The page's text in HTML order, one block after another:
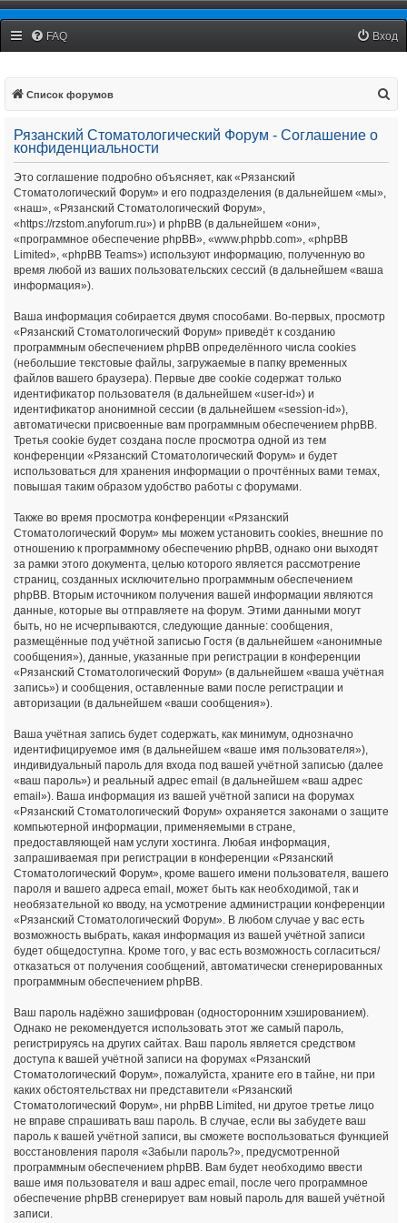
Рязанский Стоматологический Форум
FAQ Вход
Список форумов
Рязанский Стоматологический Форум - Соглашение о
конфиденциальности
Это соглашение подробно объясняет, как «Рязанский
Стоматологический Форум» и его подразделения (в дальнейшем «мы»,
«наш», «Рязанский Стоматологический Форум»,
«https://rzstom.anyforum.ru») и phpBB (в дальнейшем «они»,
«программное обеспечение phpBB», «www.phpbb.com», «phpBB
Limited», «phpBB Teams») используют информацию, полученную во
время любой из ваших пользовательских сессий (в дальнейшем «ваша
информация»).
Ваша информация собирается двумя способами. Во-первых, просмотр
«Рязанский Стоматологический Форум» приведёт к созданию
программным обеспечением phpBB определённого числа cookies
(небольшие текстовые файлы, загружаемые в папку временных
файлов вашего браузера). Первые две cookie содержат только
идентификатор пользователя (в дальнейшем «user-id») и
идентификатор анонимной сессии (в дальнейшем «session-id»),
автоматически присвоенные вам программным обеспечением phpBB.
Третья cookie будет создана после просмотра одной из тем
конференции «Рязанский Стоматологический Форум» и будет
использоваться для хранения информации о прочтённых вами темах,
повышая таким образом удобство работы с форумами.
Также во время просмотра конференции «Рязанский
Стоматологический Форум» мы можем установить cookies, внешние по
отношению к программному обеспечению phpBB, однако они выходят
за рамки этого документа, целью которого является рассмотрение
страниц, созданных исключительно программным обеспечением
phpBB. Вторым источником получения вашей информации являются
данные, которые вы отправляете на форум. Этими данными могут
быть, но не исчерпываются, следующие данные: сообщения,
размещённые под учётной записью Гостя (в дальнейшем «анонимные
сообщения»), данные, указанные при регистрации в конференции
«Рязанский Стоматологический Форум» (в дальнейшем «ваша учётная
запись») и сообщения, оставленные вами после регистрации и
авторизации (в дальнейшем «ваши сообщения»).
Ваша учётная запись будет содержать, как минимум, однозначно
идентифицируемое имя (в дальнейшем «ваше имя пользователя»),
индивидуальный пароль для входа под вашей учётной записью (далее
«ваш пароль») и реальный адрес email (в дальнейшем «ваш адрес
email»). Ваша информация из вашей учётной записи на форумах
«Рязанский Стоматологический Форум» охраняется законами о защите
компьютерной информации, применяемыми в стране,
предоставляющей нам услуги хостинга. Любая информация,
запрашиваемая при регистрации в конференции «Рязанский
Стоматологический Форум», кроме вашего имени пользователя, вашего
пароля и вашего адреса email, может быть как необходимой, так и
необязательной ко вводу, на усмотрение администрации конференции
«Рязанский Стоматологический Форум». В любом случае у вас есть
возможность выбрать, какая информация из вашей учётной записи
будет общедоступна. Кроме того, у вас есть возможность согласиться/
отказаться от получения сообщений, автоматически сгенерированных
программным обеспечением phpBB.
Ваш пароль надёжно зашифрован (односторонним хэшированием).
Однако не рекомендуется использовать этот же самый пароль,
регистрируясь на других сайтах. Ваш пароль является средством
доступа к вашей учётной записи на форумах «Рязанский
Стоматологический Форум», пожалуйста, храните его в тайне, ни при
каких обстоятельствах ни представители «Рязанский
Стоматологический Форум», ни phpBB Limited, ни другое третье лицо
не вправе спрашивать ваш пароль. В случае, если вы забудете ваш
пароль к вашей учётной записи, вы сможете воспользоваться функцией
восстановления пароля «Забыли пароль?», предусмотренной
программным обеспечением phpBB. Вам будет необходимо ввести
ваше имя пользователя и ваш адрес email, после чего программное
обеспечение phpBB сгенерирует вам новый пароль для вашей учётной
записи.